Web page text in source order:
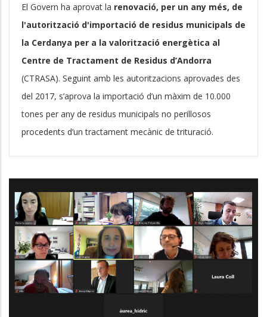
El Govern ha aprovat la renovació, per un any més, de
l'autorització d'importació de residus municipals de
la Cerdanya per a la valorització energètica al
Centre de Tractament de Residus d’Andorra
(CTRASA). Seguint amb les autoritzacions aprovades des
del 2017, s’aprova la importació d’un màxim de 10.000
tones per any de residus municipals no perillosos
procedents d’un tractament mecànic de trituració.